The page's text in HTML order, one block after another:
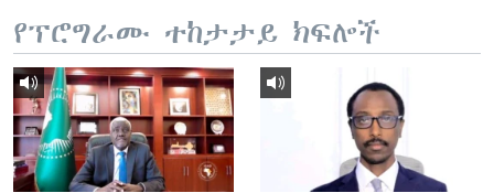
የፕሮግራሙ ተከታታይ ክፍሎች